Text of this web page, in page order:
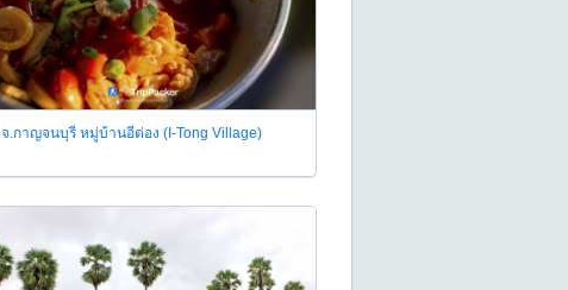
จ.กาญจนบุรี หมู่บ้านอีต่อง (I-Tong Village)